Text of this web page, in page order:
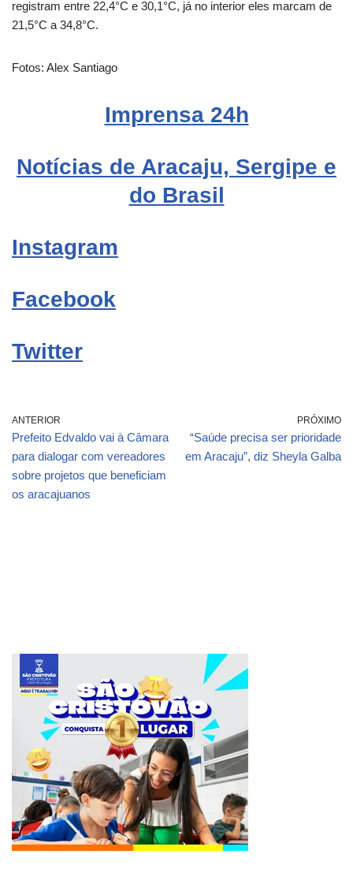
registram entre 22,4°C e 30,1°C, já no interior eles marcam de
21,5°C a 34,8°C.
Fotos: Alex Santiago
Imprensa 24h
Notícias de Aracaju, Sergipe e
do Brasil
Instagram
Facebook
Twitter
ANTERIOR
Prefeito Edvaldo vai à Câmara
para dialogar com vereadores
sobre projetos que beneficiam
os aracajuanos
PRÓXIMO
“Saúde precisa ser prioridade
em Aracaju”, diz Sheyla Galba